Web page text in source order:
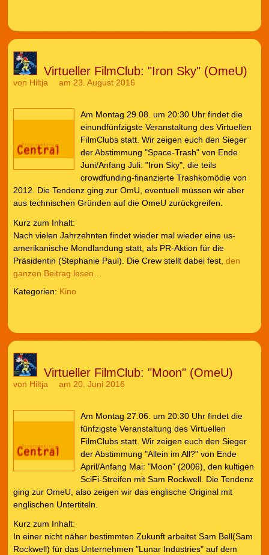
Virtueller FilmClub: "Iron Sky" (OmeU)
von Hiltja am 23. August 2016
Am Montag 29.08. um 20:30 Uhr findet die
einundfünfzigste Veranstaltung des Virtuellen
FilmClubs statt. Wir zeigen euch den Sieger
der Abstimmung "Space-Trash" von Ende
Juni/Anfang Juli: "Iron Sky", die teils
crowdfunding-finanzierte Trashkomödie von
2012. Die Tendenz ging zur OmU, eventuell müssen wir aber
aus technischen Gründen auf die OmeU zurückgreifen.
Kurz zum Inhalt:
Nach vielen Jahrzehnten findet wieder mal wieder eine us-
amerikanische Mondlandung statt, als PR-Aktion für die
Präsidentin (Stephanie Paul). Die Crew stellt dabei fest, den
ganzen Beitrag lesen…
Kategorien: Kino
Virtueller FilmClub: "Moon" (OmeU)
von Hiltja am 20. Juni 2016
Am Montag 27.06. um 20:30 Uhr findet die
fünfzigste Veranstaltung des Virtuellen
FilmClubs statt. Wir zeigen euch den Sieger
der Abstimmung "Allein im All?" von Ende
April/Anfang Mai: "Moon" (2006), den kultigen
SciFi-Streifen mit Sam Rockwell. Die Tendenz
ging zur OmeU, also zeigen wir das englische Original mit
englischen Untertiteln.
Kurz zum Inhalt:
In einer nicht näher bestimmten Zukunft arbeitet Sam Bell(Sam
Rockwell) für das Unternehmen "Lunar Industries" auf dem